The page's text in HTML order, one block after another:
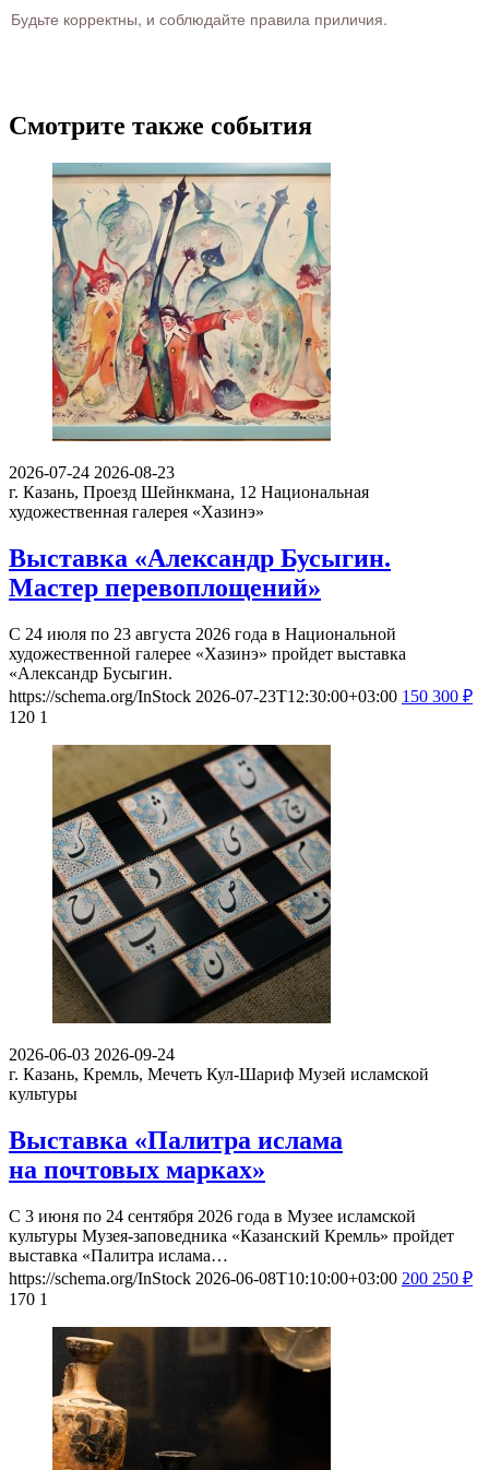
Будьте корректны, и соблюдайте правила приличия.
Смотрите также события
2026-07-24 2026-08-23
г. Казань, Проезд Шейнкмана, 12 Национальная
художественная галерея «Хазинэ»
Выставка «Александр Бусыгин.
Мастер перевоплощений»
С 24 июля по 23 августа 2026 года в Национальной
художественной галерее «Хазинэ» пройдет выставка
«Александр Бусыгин.
https://schema.org/InStock 2026-07-23T12:30:00+03:00 150 300 ₽
120 1
2026-06-03 2026-09-24
г. Казань, Кремль, Мечеть Кул-Шариф Музей исламской
культуры
Выставка «Палитра ислама
на почтовых марках»
С 3 июня по 24 сентября 2026 года в Музее исламской
культуры Музея-заповедника «Казанский Кремль» пройдет
выставка «Палитра ислама…
https://schema.org/InStock 2026-06-08T10:10:00+03:00 200 250 ₽
170 1